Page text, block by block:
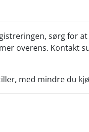
sørg for
overens. Kontakt
med mindre du